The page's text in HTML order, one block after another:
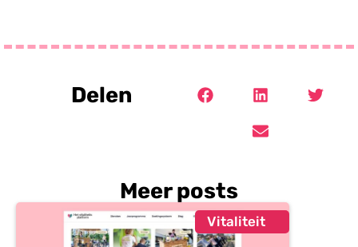
Delen
Meer posts
Vitaliteit